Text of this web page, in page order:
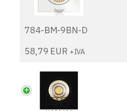
784-BM-9BN-D
58,79 EUR +IVA